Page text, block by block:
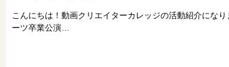
こんにちは！動画クリエイターカレッジの活動紹介にな
ーツ卒業公演…